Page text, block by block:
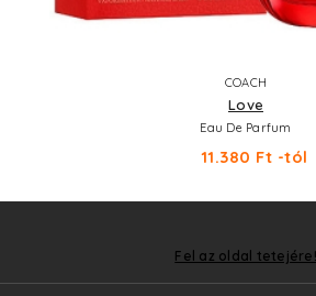
COACH
Love
Eau De Parfum
11.380 Ft -tól
Fel az oldal tetejére!